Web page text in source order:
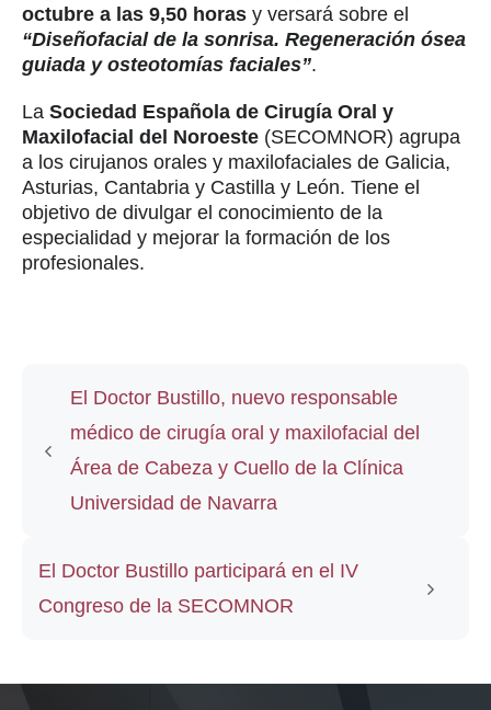
octubre a las 9,50 horas y versará sobre el
“Diseñofacial de la sonrisa. Regeneración ósea
guiada y osteotomías faciales”.
La Sociedad Española de Cirugía Oral y
Maxilofacial del Noroeste (SECOMNOR) agrupa
a los cirujanos orales y maxilofaciales de Galicia,
Asturias, Cantabria y Castilla y León. Tiene el
objetivo de divulgar el conocimiento de la
especialidad y mejorar la formación de los
profesionales.
El Doctor Bustillo, nuevo responsable
médico de cirugía oral y maxilofacial del
Área de Cabeza y Cuello de la Clínica
Universidad de Navarra
El Doctor Bustillo participará en el IV
Congreso de la SECOMNOR